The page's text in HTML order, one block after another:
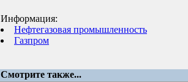
Информация:
Нефтегазовая промышленность
Газпром
Смотрите также...